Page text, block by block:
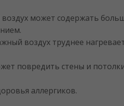
может содержать
воздух труднее
повредить стены и
аллергиков.